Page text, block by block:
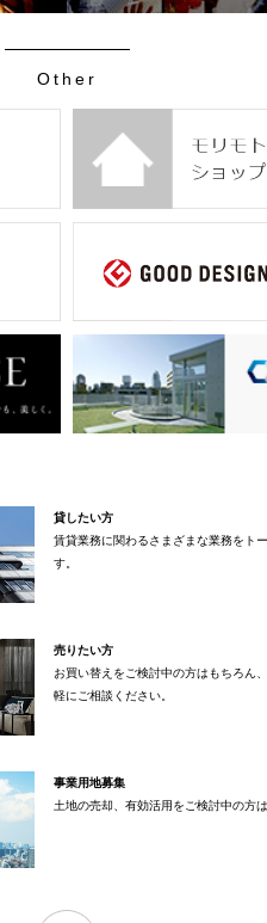
Other
貸したい方
賃貸業務に関わるさまざまな業務をト
す。
売りたい方
お買い替えをご検討中の方はもちろん
軽にご相談ください。
事業用地募集
土地の売却、有効活用をご検討中の方